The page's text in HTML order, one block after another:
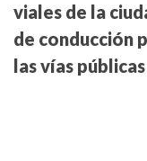
viales de la
de conducción
las vías